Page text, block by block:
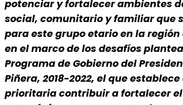
potenciar y fortalecer ambientes
social, comunitario y familiar que
para este grupo etario en la región
en el marco de los desafíos
Programa de Gobierno del
Piñera, 2018-2022, el que
prioritaria contribuir a fortalecer